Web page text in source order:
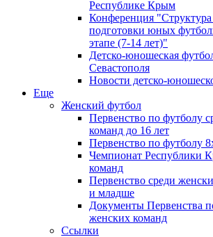
Республике Крым
Конференция
подготовки юных
этапе (7-14 лет)"
Детско-юношеская
Севастополя
Новости детско-
Еще
Женский футбол
Первенство по футболу
команд до 16 лет
Первенство по футболу
Чемпионат Республики
команд
Первенство среди
и младше
Документы Первенства
женских команд
Ссылки